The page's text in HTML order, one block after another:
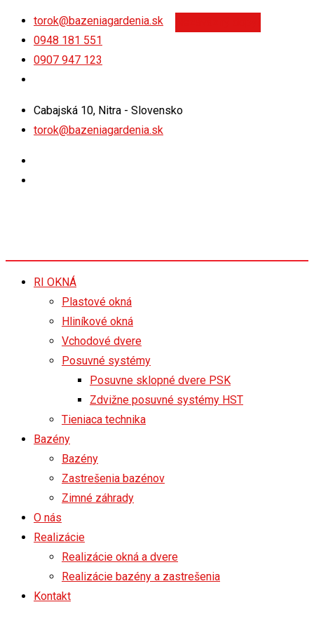
Skip
content
torok@bazeniagardenia.sk
0948 181 551
0907 947 123
Cabajská 10, Nitra - Slovensko
torok@bazeniagardenia.sk
RI OKNÁ
Plastové okná
Hliníkové okná
Vchodové dvere
Posuvné systémy
Posuvne sklopné dvere PSK
Zdvižne posuvné systémy HST
Tieniaca technika
Bazény
Bazény
Zastrešenia bazénov
Zimné záhrady
O nás
Realizácie
Realizácie okná a dvere
Realizácie bazény a zastrešenia
Kontakt